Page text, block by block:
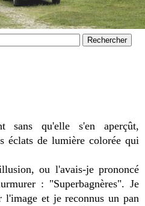
sans qu'elle s'en aperçût,
éclats de lumière colorée qui
ou l'avais-je prononcé
: "Superbagnères". Je
l'image et je reconnus un pan